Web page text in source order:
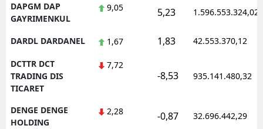
DAPGM DAP
GAYRIMENKUL
9,05 5,23 1.596.553.324,02
DARDL DARDANEL 1,67 1,83 42.553.370,12
DCTTR DCT
TRADING DIS
TICARET
7,72
-8,53 935.141.480,32
DENGE DENGE
HOLDING
2,28 -0,87 32.696.442,29